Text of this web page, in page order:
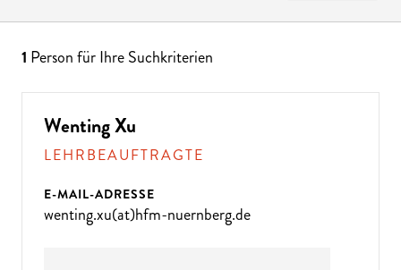
1 Person für Ihre Suchkriterien
Wenting Xu
LEHRBEAUFTRAGTE
E-MAIL-ADRESSE
wenting.xu(at)hfm-nuernberg.de